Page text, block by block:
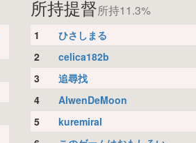
所持提督所持11.3%
1 ひさしまる
2 celica182b
3 追尋找
4 AlwenDeMoon
5 kuremiral